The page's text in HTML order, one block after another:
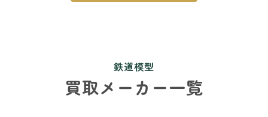
鉄道模型
買取メーカー一覧